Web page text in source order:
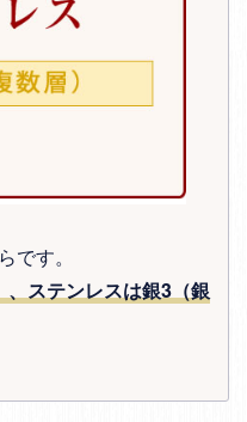
です。
ステンレスは銀3（銀